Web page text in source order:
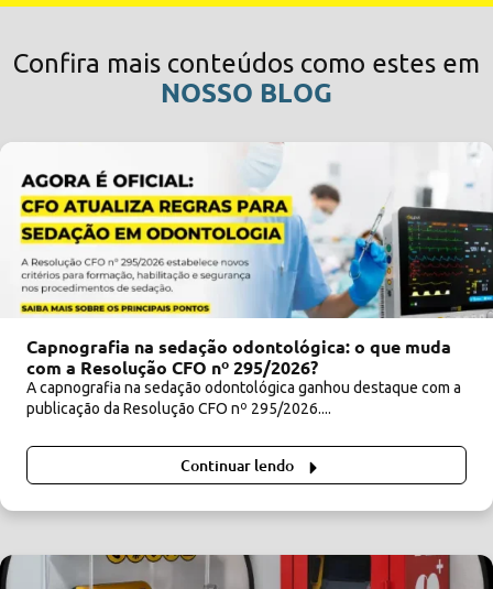
Confira mais conteúdos como estes em
NOSSO BLOG
Capnografia na sedação odontológica: o que muda
com a Resolução CFO nº 295/2026?
A capnografia na sedação odontológica ganhou destaque com a
publicação da Resolução CFO nº 295/2026....
Continuar lendo